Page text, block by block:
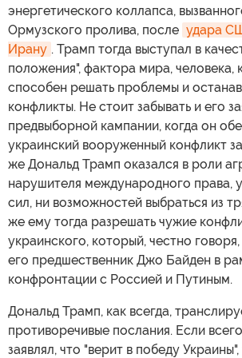
энергетического коллапса,
Ормузского пролива, после удара
Ирану . Трамп тогда выступал в
положения", фактора мира, человека,
способен решать проблемы и
конфликты. Не стоит забывать и его
предвыборной кампании, когда он
украинский вооруженный конфликт
же Дональд Трамп оказался в роли
нарушителя международного права,
сил, ни возможностей выбраться из
же ему тогда разрешать чужие
украинского, который, честно
его предшественник Джо Байден в
конфронтации с Россией и Путиным.
Дональд Трамп, как всегда,
противоречивые послания. Если
заявлял, что "верит в победу